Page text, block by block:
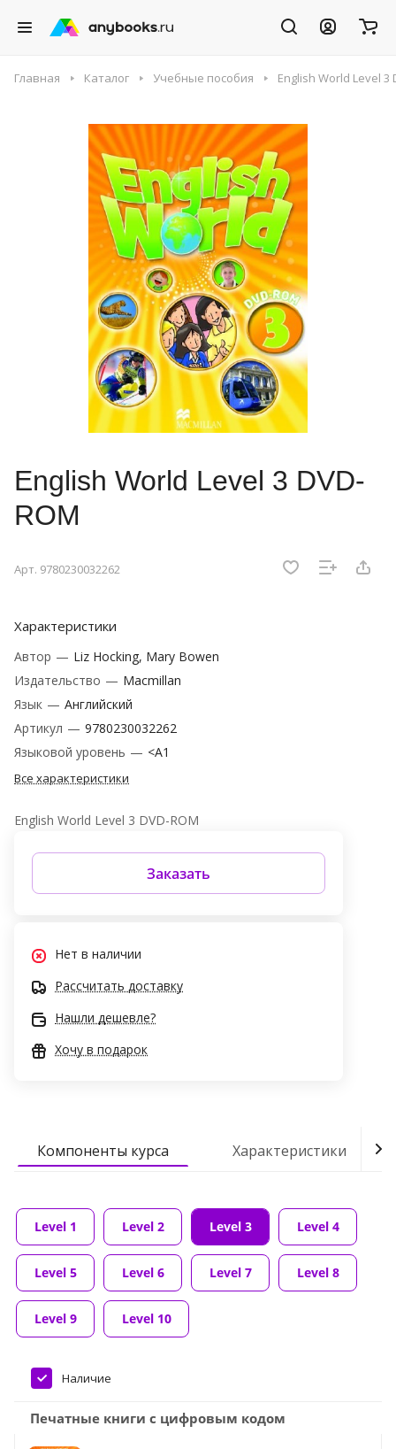
Главная Каталог Учебные пособия English World Level 3
English World Level 3 DVD-
ROM
Арт. 9780230032262
Характеристики
Автор — Liz Hocking, Mary Bowen
Издательство — Macmillan
Язык — Английский
Артикул — 9780230032262
Языковой уровень — <A1
Все характеристики
English World Level 3 DVD-ROM
Заказать
Нет в наличии
Рассчитать доставку
Нашли дешевле?
Хочу в подарок
Компоненты курса Характеристики
Level 1 Level 2 Level 3 Level 4
Level 5 Level 6 Level 7 Level 8
Level 9 Level 10
Наличие
Печатные книги с цифровым кодом